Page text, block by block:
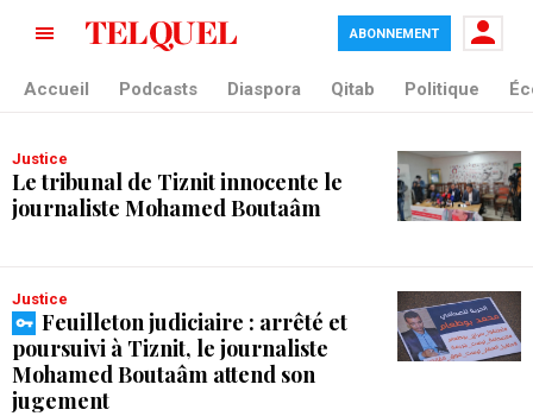
tag blade
ABONNEMENT
Accueil Podcasts Diaspora Qitab Politique
Justice
Le tribunal de Tiznit innocente le
journaliste Mohamed Boutaâm
Justice
Feuilleton judiciaire : arrêté et
poursuivi à Tiznit, le journaliste
Mohamed Boutaâm attend son
jugement